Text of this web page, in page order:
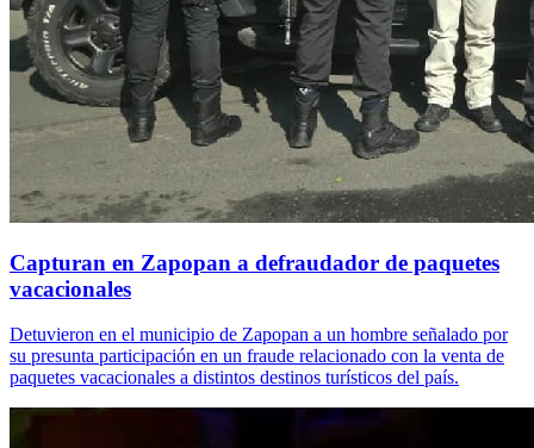
Capturan en Zapopan a defraudador de paquetes
vacacionales
Detuvieron en el municipio de Zapopan a un hombre señalado por
su presunta participación en un fraude relacionado con la venta de
paquetes vacacionales a distintos destinos turísticos del país.